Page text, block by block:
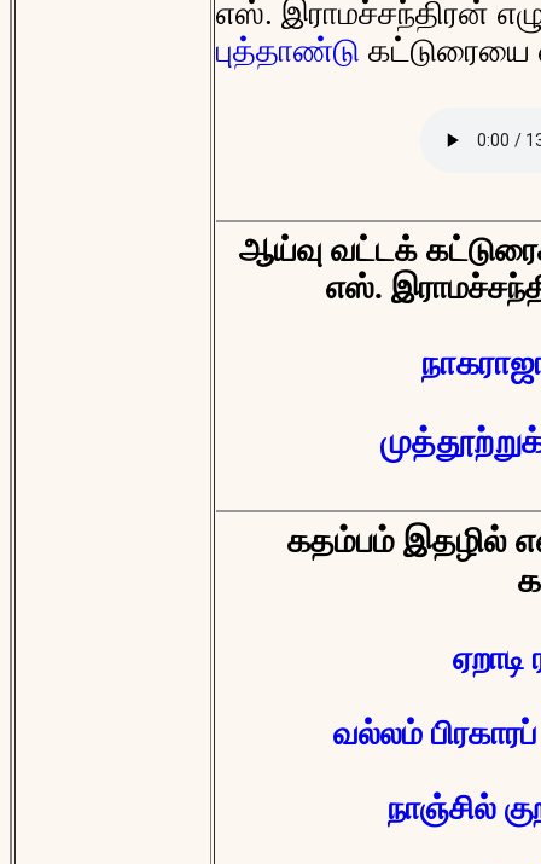
எஸ். இராமச்சந்திரன்
புத்தாண்டு கட்டுரையை
ஆய்வு வட்டக்
எஸ்.
கதம்பம் இதழில்
வல்லம்
நாஞ்சில்